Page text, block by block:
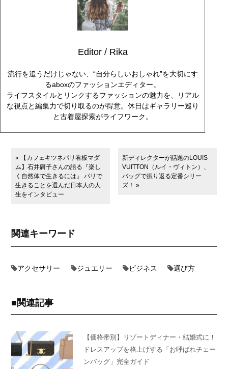
Editor / Rika
流行を追うだけじゃない、“自分らしいおしゃれ”を大切にす
るaboxのファッションエディター。
ライフスタイルとリンクするファッションの魅力を、リアル
な視点と編集力で切り取るのが得意。休日はギャラリー巡り
と古着屋探索がライフワーク。
« 【カフェキツネパリ看板マダ
ム】石井庸子さんの語る『楽し
く自然体で生きるには』 パリで
生きることを選んだ日本人の人
生をインタビュー
新ディレクターが話題のLOUIS
VUITTON（ルイ・ヴィトン）、
バッグで振り返る定番シリー
ズ！ »
関連キーワード
アクセサリー ジュエリー ビジネス 選び方
関連記事
【価格帯別】リゾートディナー・結婚式に！
ドレスアップを格上げする「お呼ばれチェー
ンバッグ」完全ガイド